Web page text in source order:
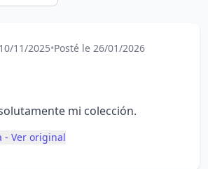
11/2025•Posté le 26/01/2026
mi colección.
- Ver original